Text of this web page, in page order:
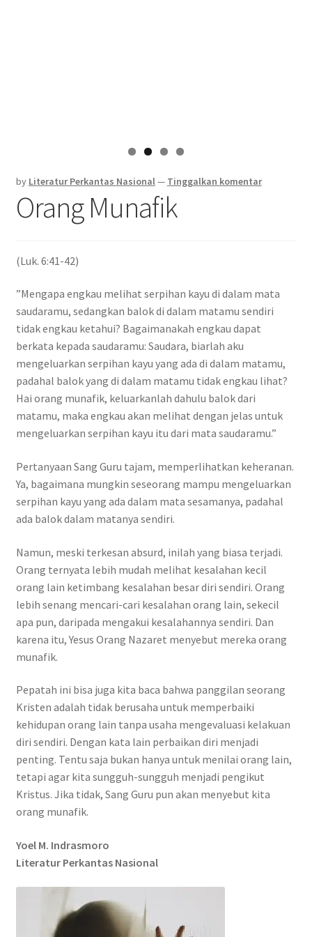
by Literatur Perkantas Nasional— Tinggalkan komentar
Orang Munafik
(Luk. 6:41-42)
”Mengapa engkau melihat serpihan kayu di dalam mata
saudaramu, sedangkan balok di dalam matamu sendiri
tidak engkau ketahui? Bagaimanakah engkau dapat
berkata kepada saudaramu: Saudara, biarlah aku
mengeluarkan serpihan kayu yang ada di dalam matamu,
padahal balok yang di dalam matamu tidak engkau lihat?
Hai orang munafik, keluarkanlah dahulu balok dari
matamu, maka engkau akan melihat dengan jelas untuk
mengeluarkan serpihan kayu itu dari mata saudaramu.”
Pertanyaan Sang Guru tajam, memperlihatkan keheranan.
Ya, bagaimana mungkin seseorang mampu mengeluarkan
serpihan kayu yang ada dalam mata sesamanya, padahal
ada balok dalam matanya sendiri.
Namun, meski terkesan absurd, inilah yang biasa terjadi.
Orang ternyata lebih mudah melihat kesalahan kecil
orang lain ketimbang kesalahan besar diri sendiri. Orang
lebih senang mencari-cari kesalahan orang lain, sekecil
apa pun, daripada mengakui kesalahannya sendiri. Dan
karena itu, Yesus Orang Nazaret menyebut mereka orang
munafik.
Pepatah ini bisa juga kita baca bahwa panggilan seorang
Kristen adalah tidak berusaha untuk memperbaiki
kehidupan orang lain tanpa usaha mengevaluasi kelakuan
diri sendiri. Dengan kata lain perbaikan diri menjadi
penting. Tentu saja bukan hanya untuk menilai orang lain,
tetapi agar kita sungguh-sungguh menjadi pengikut
Kristus. Jika tidak, Sang Guru pun akan menyebut kita
orang munafik.
Yoel M. Indrasmoro
Literatur Perkantas Nasional